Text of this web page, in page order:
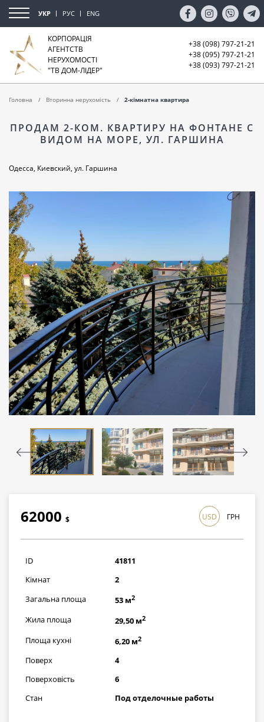
УКР РУС ENG
КОРПОРАЦІЯ
АГЕНТСТВ
НЕРУХОМОСТІ
"ТВ ДОМ-ЛІДЕР"
+38 (098) 797-21-21
+38 (095) 797-21-21
+38 (093) 797-21-21
Головна Вторинна нерухомість 2-кімнатна квартира
ПРОДАМ 2-КОМ. КВАРТИРУ НА ФОНТАНЕ С
ВИДОМ НА МОРЕ, УЛ. ГАРШИНА
Одесса, Киевский, ул. Гаршина
62000 $
1798000грн
USD ГРН
ID
41811
Кімнат
2
Загальна площа
53 м2
Жила площа 29,50 м2
Площа кухні 6,20 м2
Поверх
4
Поверховість
6
Стан
Под отделочные работы